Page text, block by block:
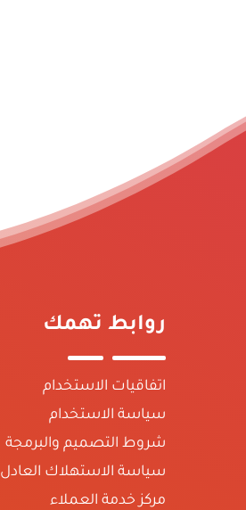
روابط تهمك
اتفاقيات الاستخدام
سياسة الاستخدام
شروط التصميم والبرمجة
سياسة الاستهلاك العادل
مركز خدمة العملاء